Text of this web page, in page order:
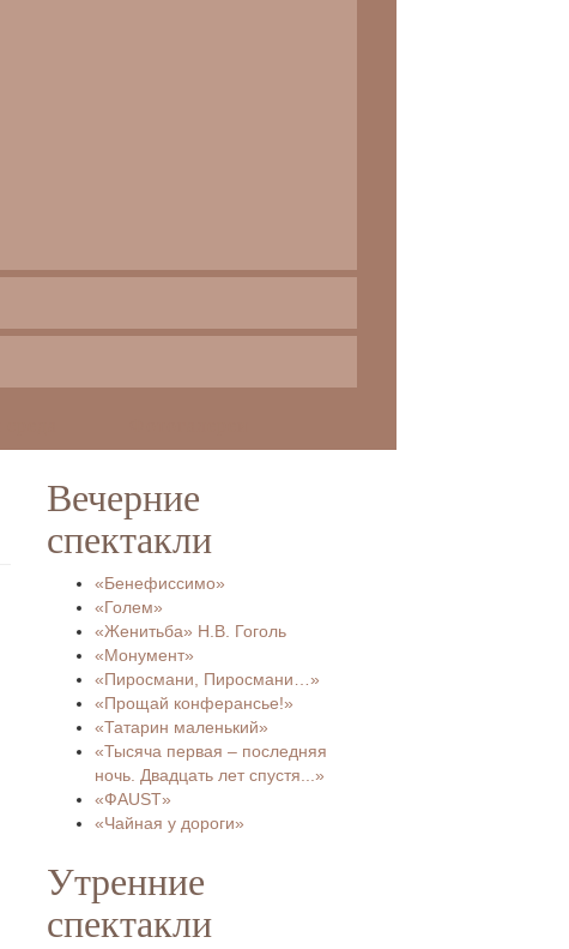
Вечерние
спектакли
«Бенефиссимо»
«Голем»
«Женитьба» Н.В. Гоголь
«Монумент»
«Пиросмани, Пиросмани…»
«Прощай конферансье!»
«Татарин маленький»
«Тысяча первая – последняя
ночь. Двадцать лет спустя...»
«ФAUST»
«Чайная у дороги»
Утренние
спектакли